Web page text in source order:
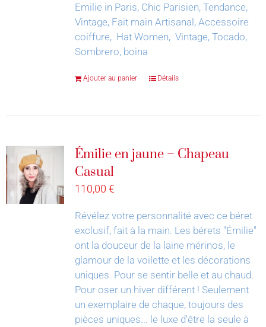
Emilie in Paris, Chic Parisien, Tendance,
Vintage, Fait main Artisanal, Accessoire
coiffure, Hat Women, Vintage, Tocado,
Sombrero, boina
Ajouter au panier Détails
Émilie en jaune – Chapeau
Casual
110,00 €
Révélez votre personnalité avec ce béret
exclusif, fait à la main. Les bérets "Émilie"
ont la douceur de la laine mérinos, le
glamour de la voilette et les décorations
uniques. Pour se sentir belle et au chaud.
Pour oser un hiver différent ! Seulement
un exemplaire de chaque, toujours des
pièces uniques... le luxe d'être la seule à